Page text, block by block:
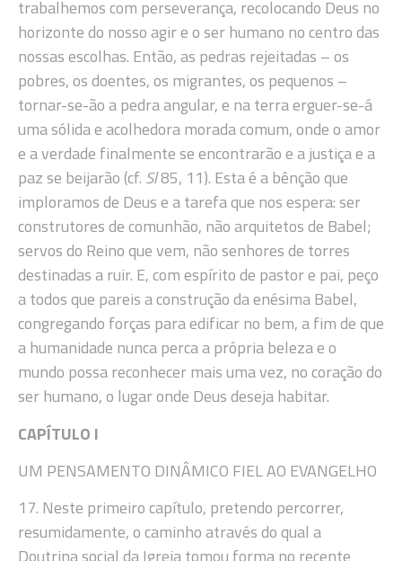
trabalhemos com perseverança, recolocando Deus no
horizonte do nosso agir e o ser humano no centro das
nossas escolhas. Então, as pedras rejeitadas – os
pobres, os doentes, os migrantes, os pequenos –
tornar-se-ão a pedra angular, e na terra erguer-se-á
uma sólida e acolhedora morada comum, onde o amor
e a verdade finalmente se encontrarão e a justiça e a
paz se beijarão (cf. Sl85, 11). Esta é a bênção que
imploramos de Deus e a tarefa que nos espera: ser
construtores de comunhão, não arquitetos de Babel;
servos do Reino que vem, não senhores de torres
destinadas a ruir. E, com espírito de pastor e pai, peço
a todos que pareis a construção da enésima Babel,
congregando forças para edificar no bem, a fim de que
a humanidade nunca perca a própria beleza e o
mundo possa reconhecer mais uma vez, no coração do
ser humano, o lugar onde Deus deseja habitar.
CAPÍTULO I
UM PENSAMENTO DINÂMICO FIEL AO EVANGELHO
17. Neste primeiro capítulo, pretendo percorrer,
resumidamente, o caminho através do qual a